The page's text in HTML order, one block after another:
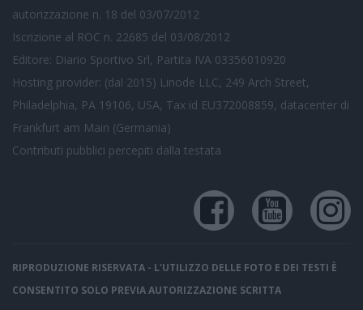
autorizzazione n. 18 del 03/07/2012
Iscrizione al ROC n. 22685 del 03/08/2012
Editore: Diario Sportivo Srl, Partita IVA 03356010920
Hosting provider: (dal 2015) Linode LLC, 249 Arch Street,
Philadelphia, PA 19106, USA, Tax id EU372008859, datacenter di
Frankfurt am Main (Germania)
Contributi pubblici percepiti dalla testata
RIPRODUZIONE RISERVATA - L'UTILIZZO DELLE FOTO E DEI TESTI È
CONSENTITO SOLO PREVIA AUTORIZZAZIONE SCRITTA